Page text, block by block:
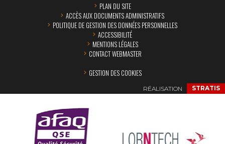
PLAN DU SITE
ACCÈS AUX DOCUMENTS ADMINISTRATIFS
POLITIQUE DE GESTION DES DONNÉES PERSONNELLES
ACCESSIBILITÉ
MENTIONS LÉGALES
CONTACT WEBMASTER
GESTION DES COOKIES
RÉALISATION STRATIS